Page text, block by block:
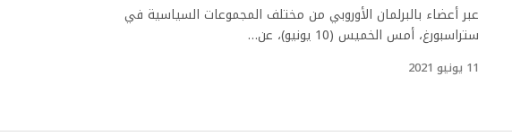
عبر أعضاء بالبرلمان الأوروبي من مختلف المجموعات السياسية في
ستراسبورغ، أمس الخميس (10 يونيو)، عن…
11 يونيو 2021